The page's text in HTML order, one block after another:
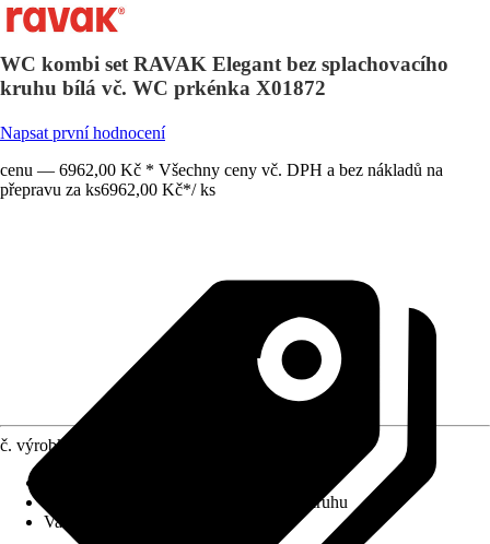
WC kombi set RAVAK Elegant bez splachovacího
kruhu bílá vč. WC prkénka X01872
Napsat první hodnocení
cenu — 6962,00 Kč * Všechny ceny vč. DPH a bez nákladů na
přepravu za ks6962,00 Kč*/ ks
č. výrobku
Bez splachovacího kruhu
Varianta